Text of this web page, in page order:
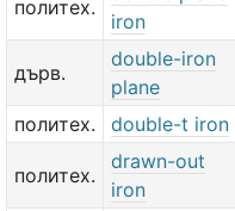
политех.
iron
дърв.
double-iron
plane
политех. double-t iron
политех.
drawn-out
iron